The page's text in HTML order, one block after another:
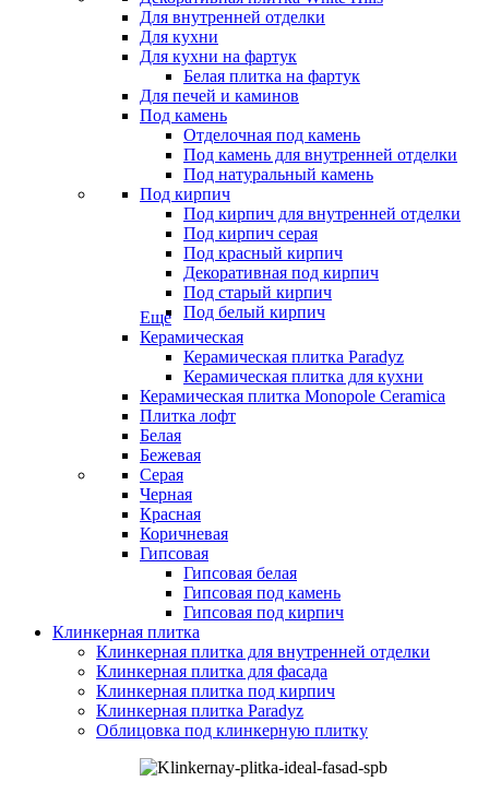
Для внутренней отделки
Для кухни
Для кухни на фартук
Белая плитка на фартук
Для печей и каминов
Под камень
Отделочная под камень
Под камень для внутренней отделки
Под натуральный камень
Под кирпич
Под кирпич для внутренней отделки
Под кирпич серая
Под красный кирпич
Декоративная под кирпич
Под старый кирпич
Под белый кирпич
Еще
Керамическая
Керамическая плитка Paradyz
Керамическая плитка для кухни
Керамическая плитка Monopole Ceramica
Плитка лофт
Белая
Бежевая
Серая
Черная
Красная
Коричневая
Гипсовая
Гипсовая белая
Гипсовая под камень
Гипсовая под кирпич
Клинкерная плитка
Клинкерная плитка для внутренней отделки
Клинкерная плитка для фасада
Клинкерная плитка под кирпич
Клинкерная плитка Paradyz
Облицовка под клинкерную плитку